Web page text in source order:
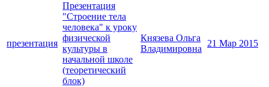
презентация
Презентация
"Строение тела
человека" к уроку
физической
культуры в
начальной школе
(теоретический
блок)
Князева Ольга
Владимировна
21 Мар 2015